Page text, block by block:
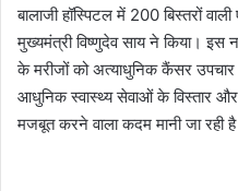
बालाजी हॉस्पिटल में 200 बिस्तरों
मुख्यमंत्री विष्णुदेव साय ने किया। इस
के मरीजों को अत्याधुनिक कैंसर
आधुनिक स्वास्थ्य सेवाओं के विस्तार
मजबूत करने वाला कदम मानी जा रही